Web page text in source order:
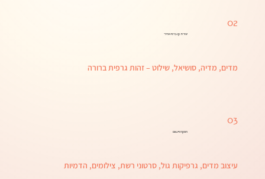
יצירת קו גרפי אחיד
מדים, מדיה, סושיאל, שילוט – זהות גרפית ברורה
02
הפקה ויישום
עיצוב מדים, גרפיקות גול, סרטוני רשת, צילומים, הדמיות
03